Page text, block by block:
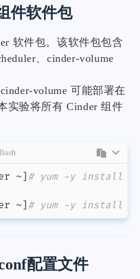
件软件包
软件包。该软件包包含
、cinder-volume
volume 可能部署在
实验将所有 Cinder 组件
~ ] # yum -y install
~ ] # yum -y install
配置文件